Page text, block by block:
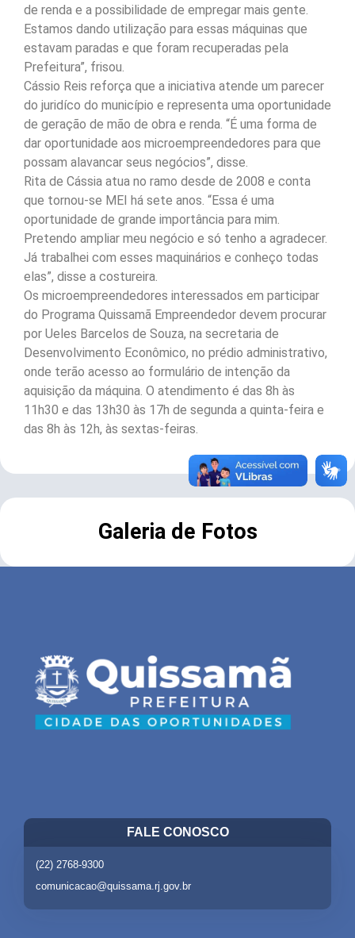
de renda e a possibilidade de empregar mais gente.
Estamos dando utilização para essas máquinas que
estavam paradas e que foram recuperadas pela
Prefeitura”, frisou.
Cássio Reis reforça que a iniciativa atende um parecer
do juridíco do município e representa uma oportunidade
de geração de mão de obra e renda. “É uma forma de
dar oportunidade aos microempreendedores para que
possam alavancar seus negócios”, disse.
Rita de Cássia atua no ramo desde de 2008 e conta
que tornou-se MEI há sete anos. “Essa é uma
oportunidade de grande importância para mim.
Pretendo ampliar meu negócio e só tenho a agradecer.
Já trabalhei com esses maquinários e conheço todas
elas”, disse a costureira.
Os microempreendedores interessados em participar
do Programa Quissamã Empreendedor devem procurar
por Ueles Barcelos de Souza, na secretaria de
Desenvolvimento Econômico, no prédio administrativo,
onde terão acesso ao formulário de intenção da
aquisição da máquina. O atendimento é das 8h às
11h30 e das 13h30 às 17h de segunda a quinta-feira e
das 8h às 12h, às sextas-feiras.
Galeria de Fotos
FALE CONOSCO
(22) 2768-9300
comunicacao@quissama.rj.gov.br